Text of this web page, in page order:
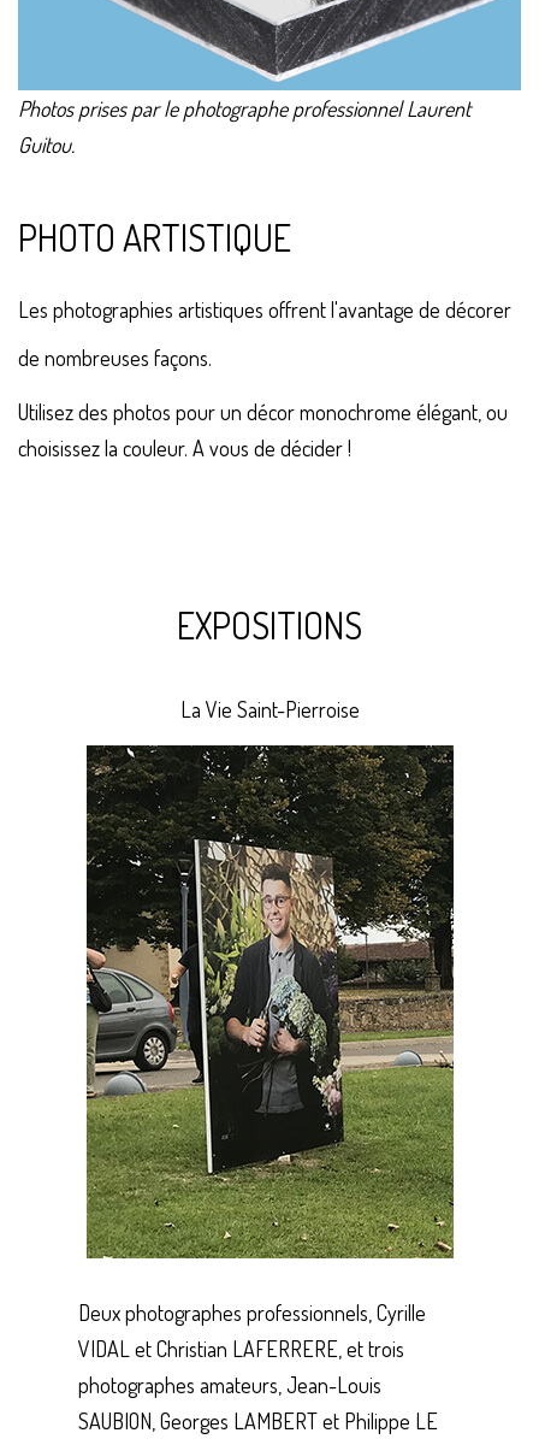
Photos prises par le photographe professionnel Laurent
Guitou.
PHOTO ARTISTIQUE
Les photographies artistiques offrent l'avantage de décorer
de nombreuses façons.
Utilisez des photos pour un décor monochrome élégant, ou
choisissez la couleur. A vous de décider !
EXPOSITIONS
La Vie Saint-Pierroise
Deux photographes professionnels, Cyrille
VIDAL et Christian LAFERRERE, et trois
photographes amateurs, Jean-Louis
SAUBION, Georges LAMBERT et Philippe LE